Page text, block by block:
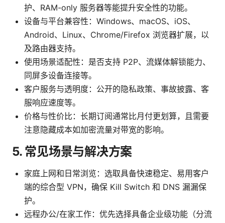
护、RAM-only 服务器等能提升安全性的功能。
设备与平台兼容性：Windows、macOS、iOS、
Android、Linux、Chrome/Firefox 浏览器扩展，以
及路由器支持。
使用场景适配性：是否支持 P2P、流媒体解锁能力、
同屏多设备连接等。
客户服务与透明度：公开的隐私政策、事故披露、客
服响应速度等。
价格与性价比：长期订阅通常比月付更划算，且需要
注意隐藏成本如加密流量对带宽的影响。
5. 常见场景与解决方案
家庭上网和日常浏览：选取具备快速稳定、易用客户
端的综合型 VPN，确保 Kill Switch 和 DNS 漏漏保
护。
远程办公/在家工作：优先选择具备企业级功能（分流